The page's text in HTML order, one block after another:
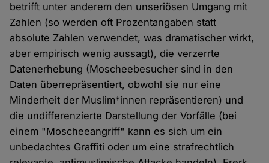
betrifft unter anderem den unseriösen Umgang mit
Zahlen (so werden oft Prozentangaben statt
absolute Zahlen verwendet, was dramatischer wirkt,
aber empirisch wenig aussagt), die verzerrte
Datenerhebung (Moscheebesucher sind in den
Daten überrepräsentiert, obwohl sie nur eine
Minderheit der Muslim*innen repräsentieren) und
die undifferenzierte Darstellung der Vorfälle (bei
einem "Moscheeangriff" kann es sich um ein
unbedachtes Graffiti oder um eine strafrechtlich